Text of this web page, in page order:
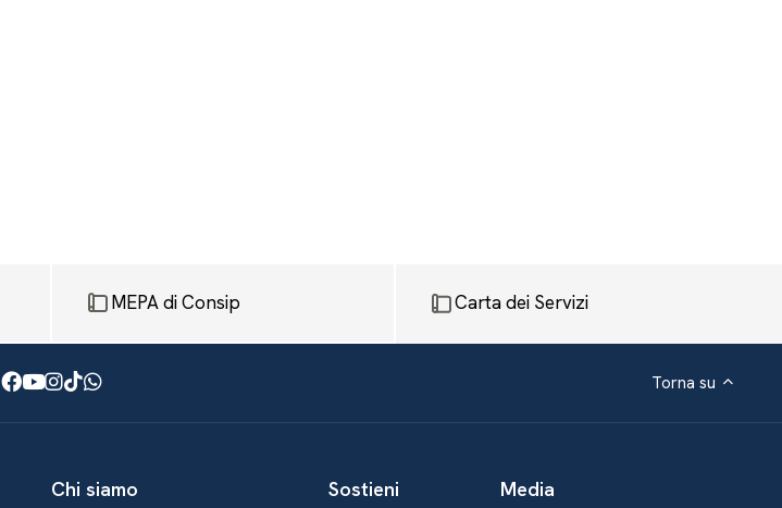
MEPA di Consip Carta dei Servizi
Facebook
Youtube
Instagram
TikTok
WhatsApp Torna su
Chi siamo Sostieni Media